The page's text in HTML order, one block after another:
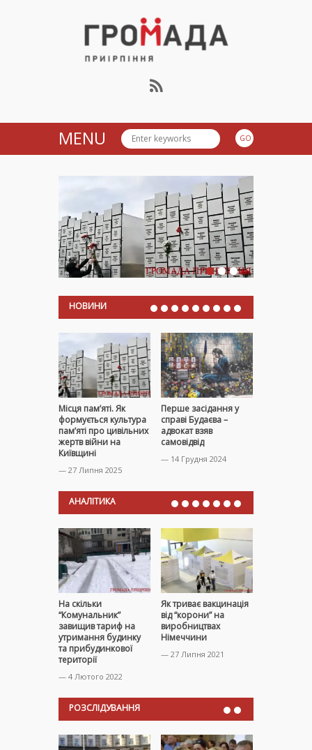
Громада Приірпіння
MENU
НОВИНИ
Місця пам’яті. Як
формується культура
пам’яті про цивільних
жертв війни на
Київщині
— 27 Липня 2025
Перше засідання у
справі Будаєва –
адвокат взяв
самовідвід
— 14 Грудня 2024
АНАЛІТИКА
На скільки
“Комунальник”
завищив тариф на
утримання будинку
та прибудинкової
території
— 4 Лютого 2022
Як триває вакцинація
від “корони” на
виробництвах
Німеччини
— 27 Липня 2021
РОЗСЛІДУВАННЯ